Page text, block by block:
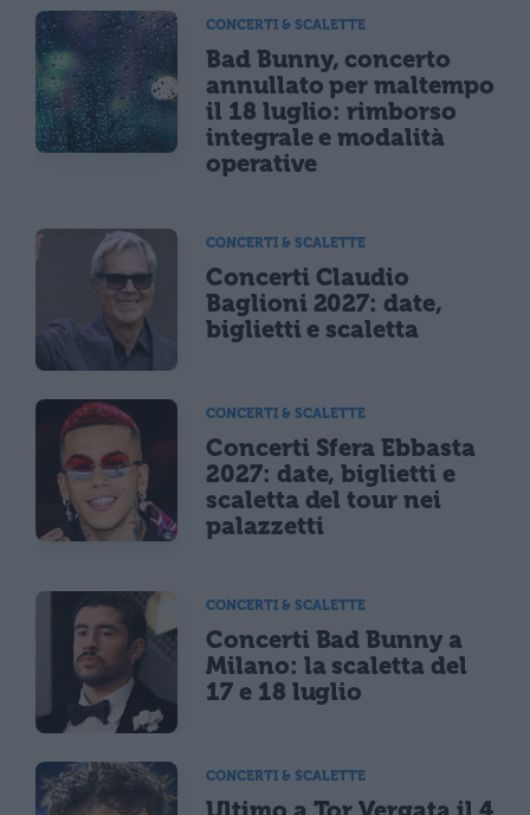
CONCERTI & SCALETTE
Bad Bunny, concerto
annullato per maltempo
il 18 luglio: rimborso
integrale e modalità
operative
CONCERTI & SCALETTE
Concerti Claudio
Baglioni 2027: date,
biglietti e scaletta
CONCERTI & SCALETTE
Concerti Sfera Ebbasta
2027: date, biglietti e
scaletta del tour nei
palazzetti
CONCERTI & SCALETTE
Concerti Bad Bunny a
Milano: la scaletta del
17 e 18 luglio
CONCERTI & SCALETTE